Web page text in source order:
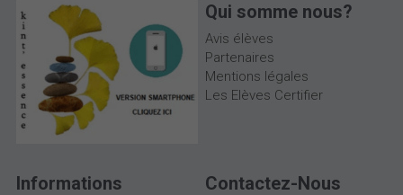
Qui somme nous?
Avis élèves
Partenaires
Mentions légales
Les Elèves Certifier
Informations Contactez-Nous